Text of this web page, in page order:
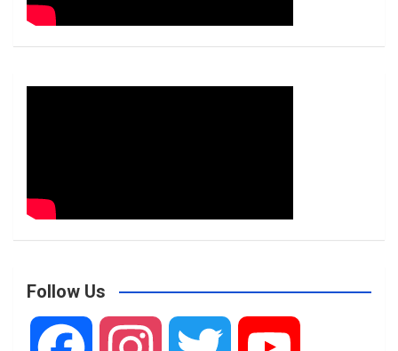
Follow Us